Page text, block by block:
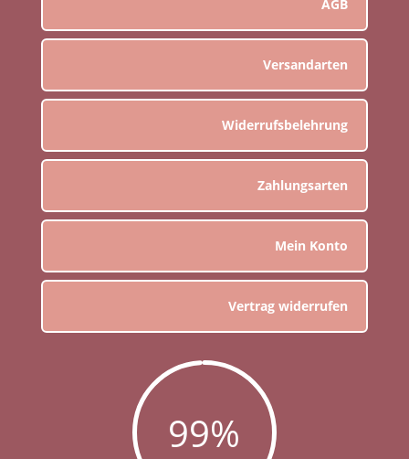
AGB
Versandarten
Widerrufsbelehrung
Zahlungsarten
Mein Konto
Vertrag widerrufen
99%